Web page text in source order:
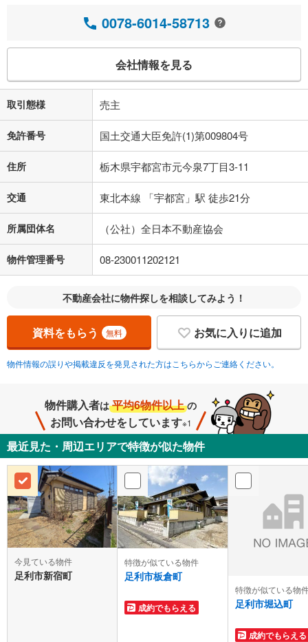
0078-6014-58713
会社情報を見る
取引態様 売主
免許番号 国土交通大臣免許(1)第009804号
住所 栃木県宇都宮市元今泉7丁目3-11
交通 東北本線 「宇都宮」駅 徒歩21分
所属団体名 （公社）全日本不動産協会
物件管理番号 08-230011202121
不動産会社に物件探しを相談してみよう！
資料をもらう 無料 お気に入りに追加
物件情報の誤りや掲載違反を発見された方はこちらからご連絡ください。
物件購入者は 平均6物件以上 の
お問い合わせをしています※1
最近見た・周辺エリアで特徴が似た物件
今見ている物件
足利市新宿町
特徴が似ている物件
足利市板倉町
成約でもらえる
特徴が似ている物
足利市堀込町
成約でもらえる